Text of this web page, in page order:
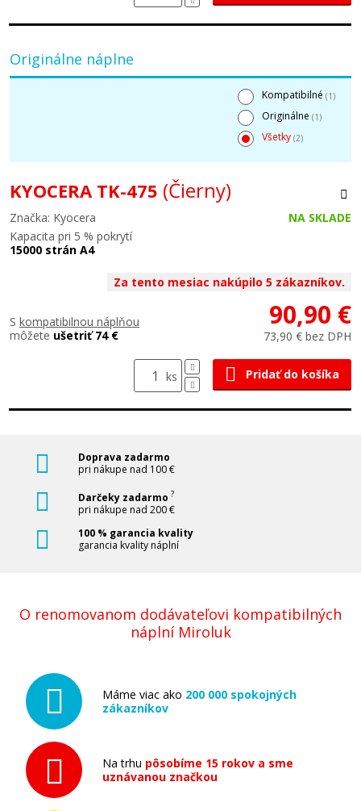
Originálne náplne
Kompatibilné (1)
Originálne (1)
Všetky (2)
KYOCERA TK-475 (Čierny)
Značka: Kyocera
NA SKLADE
Kapacita pri 5 % pokrytí
15000 strán A4
Za tento mesiac nakúpilo 5 zákazníkov.
S kompatibilnou náplňou
môžete ušetriť 74 €
90,90 €
73,90 € bez DPH
ks Pridať do košíka
Doprava zadarmo
pri nákupe nad 100 €
Darčeky zadarmo ?
pri nákupe nad 200 €
100 % garancia kvality
garancia kvality náplní
O renomovanom dodávateľovi kompatibilných
náplní Miroluk
Máme viac ako 200 000 spokojných
zákazníkov
Na trhu pôsobíme 15 rokov a sme
uznávanou značkou